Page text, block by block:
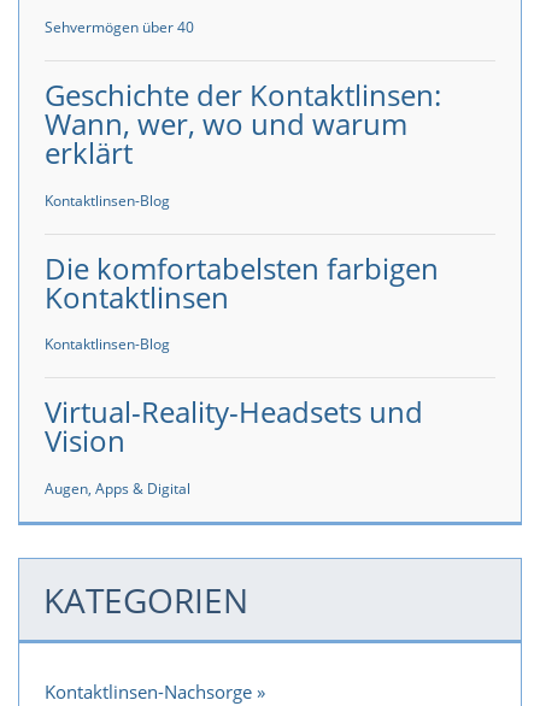
Sehvermögen über 40
Geschichte der Kontaktlinsen:
Wann, wer, wo und warum
erklärt
Kontaktlinsen-Blog
Die komfortabelsten farbigen
Kontaktlinsen
Kontaktlinsen-Blog
Virtual-Reality-Headsets und
Vision
Augen, Apps & Digital
KATEGORIEN
Kontaktlinsen-Nachsorge